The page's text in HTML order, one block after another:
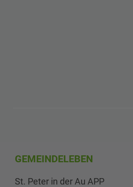
GEMEINDELEBEN
St. Peter in der Au APP